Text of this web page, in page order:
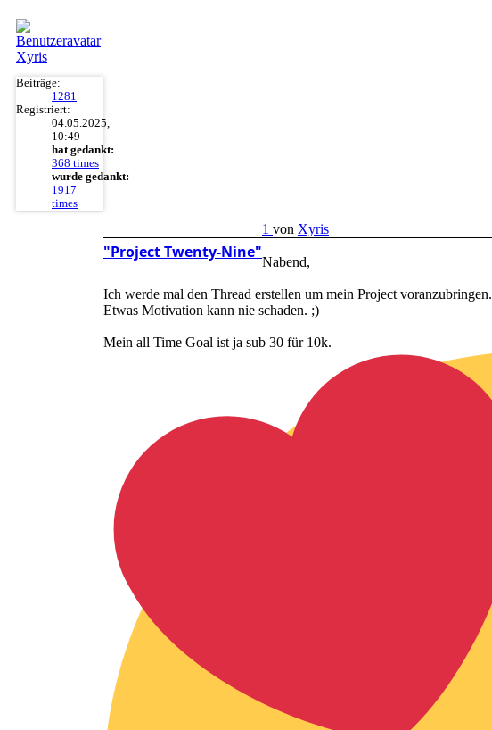
Xyris
Beiträge:
1281
Registriert:
04.05.2025,
10:49
hat gedankt:
368 times
wurde gedankt:
1917
times
"Project Twenty-Nine"
1 von Xyris
Nabend,
Ich werde mal den Thread erstellen um mein Project voranzubringen.
Etwas Motivation kann nie schaden. ;)
Mein all Time Goal ist ja sub 30 für 10k.